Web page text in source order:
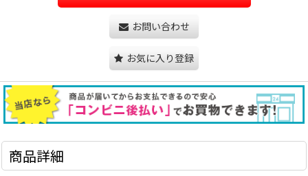
お問い合わせ
お気に入り登録
商品詳細